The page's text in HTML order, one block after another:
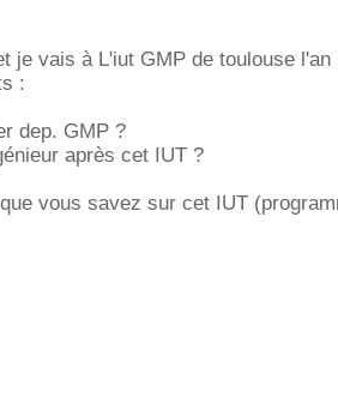
je vais à L'iut GMP de toulouse l'an
:
dep. GMP ?
après cet IUT ?
vous savez sur cet IUT